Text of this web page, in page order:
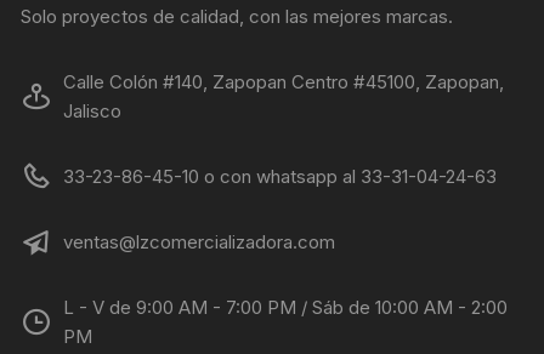
Solo proyectos de calidad, con las mejores marcas.
Calle Colón #140, Zapopan Centro #45100, Zapopan,
Jalisco
33-23-86-45-10 o con whatsapp al 33-31-04-24-63
ventas@lzcomercializadora.com
L - V de 9:00 AM - 7:00 PM / Sáb de 10:00 AM - 2:00
PM